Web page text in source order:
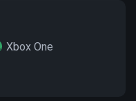
Xbox One